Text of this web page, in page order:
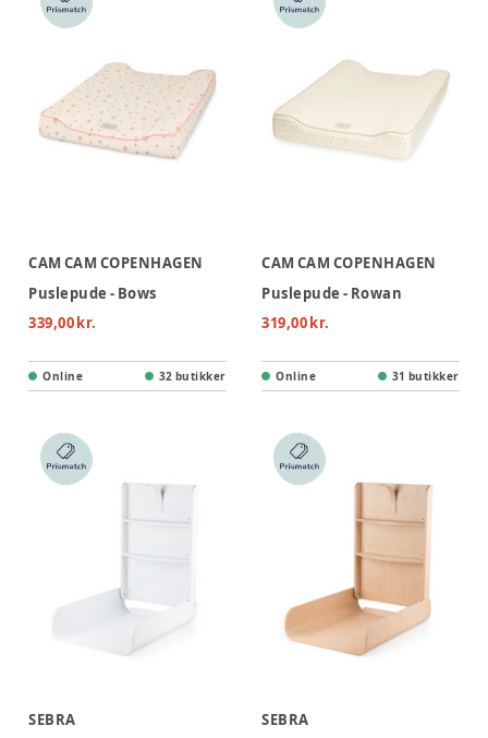
CAM CAM COPENHAGEN
Puslepude - Bows
339,00 kr.
Online 32 butikker
CAM CAM COPENHAGEN
Puslepude - Rowan
319,00 kr.
Online 31 butikker
SEBRA
SEBRA